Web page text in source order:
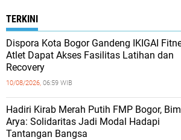
TERKINI
Dispora Kota Bogor Gandeng IKIGAI
Atlet Dapat Akses Fasilitas Latihan dan
Recovery
10/08/2026, 06:59 WIB
Hadiri Kirab Merah Putih FMP Bogor,
Arya: Solidaritas Jadi Modal Hadapi
Tantangan Bangsa